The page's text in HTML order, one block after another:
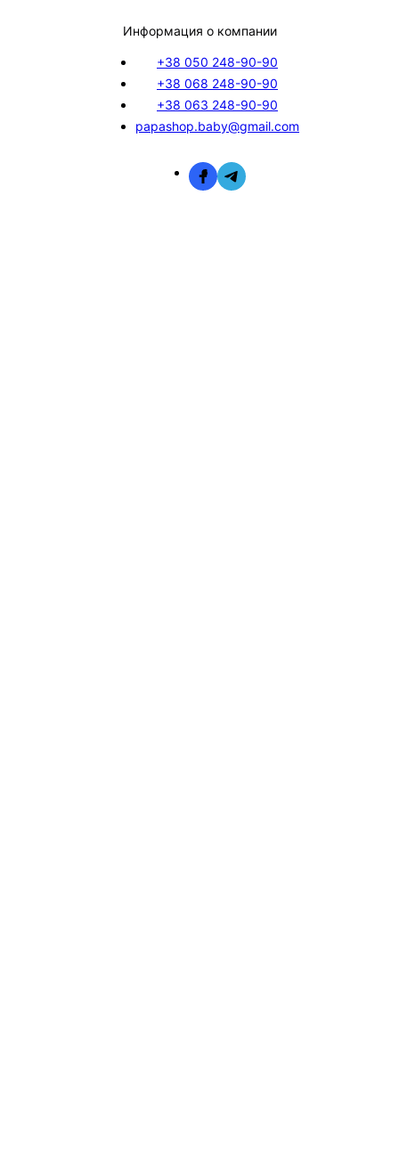
Информация о компании
+38 050 248-90-90
+38 068 248-90-90
+38 063 248-90-90
papashop.baby@gmail.com